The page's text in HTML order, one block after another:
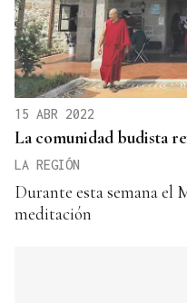
15 ABR 2022
La comunidad budista
LA REGIÓN
Durante esta semana el
meditación